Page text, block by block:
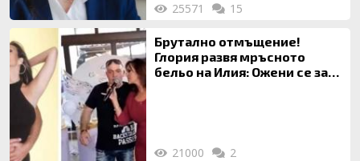
25571 15
Брутално отмъщение!
Глория развя мръсното
бельо на Илия: Ожени се за
21000 2